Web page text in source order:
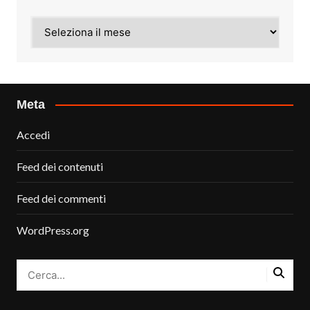
Meta
Accedi
Feed dei contenuti
Feed dei commenti
WordPress.org